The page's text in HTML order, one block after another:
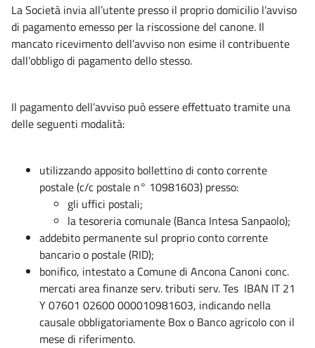
La Società invia all’utente presso il proprio domicilio l’avviso
di pagamento emesso per la riscossione del canone. Il
mancato ricevimento dell’avviso non esime il contribuente
dall’obbligo di pagamento dello stesso.
Il pagamento dell’avviso può essere effettuato tramite una
delle seguenti modalità:
utilizzando apposito bollettino di conto corrente
postale (c/c postale n° 10981603) presso:
gli uffici postali;
la tesoreria comunale (Banca Intesa Sanpaolo);
addebito permanente sul proprio conto corrente
bancario o postale (RID);
bonifico, intestato a Comune di Ancona Canoni conc.
mercati area finanze serv. tributi serv. Tes IBAN IT 21
Y 07601 02600 000010981603, indicando nella
causale obbligatoriamente Box o Banco agricolo con il
mese di riferimento.